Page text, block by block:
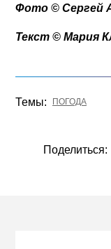
Фото © Сергей
Текст © Мария
Темы: ПОГОДА
Поделиться: